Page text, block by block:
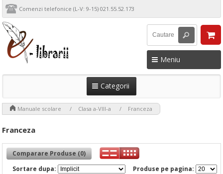
Comenzi telefonice (L-V: 9-15) 021.55.52.173
Meniu
Categorii
Manuale scolare Clasa a-VIII-a Franceza
Franceza
Comparare Produse (0)
Produse pe pagina:
Sortare dupa: